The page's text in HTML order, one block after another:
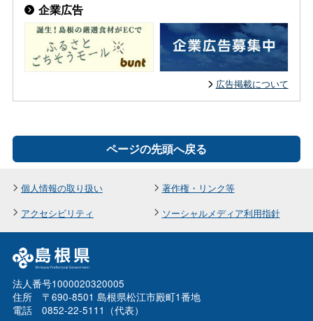
企業広告
広告掲載について
ページの先頭へ戻る
個人情報の取り扱い
著作権・リンク等
アクセシビリティ
ソーシャルメディア利用指針
法人番号1000020320005
住所 〒690-8501 島根県松江市殿町1番地
電話 0852-22-5111（代表）